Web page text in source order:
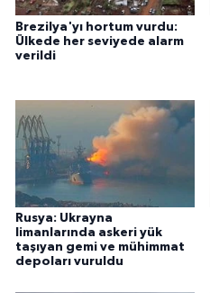
Brezilya'yı hortum vurdu:
Ülkede her seviyede alarm
verildi
Rusya: Ukrayna
limanlarında askeri yük
taşıyan gemi ve mühimmat
depoları vuruldu